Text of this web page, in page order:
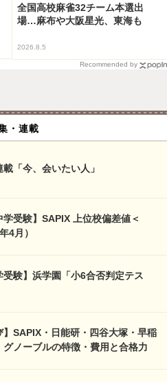
全国高校麻雀32チーム本選出
場…麻布や大阪星光、東海も
2026.8.5
Recommended by
・連載
「今、会いたい人」
受験】SAPIX 上位校偏差値＜
4月）
験】浜学園「小6合否判定テス
】SAPIX・日能研・四谷大塚・早稲
ノーブルの特徴・費用と合格力